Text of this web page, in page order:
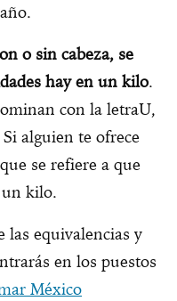
o sin cabeza, se
hay en un kilo.
con la letraU,
alguien te ofrece
se refiere a que
un kilo.
las equivalencias y
en los puestos
México